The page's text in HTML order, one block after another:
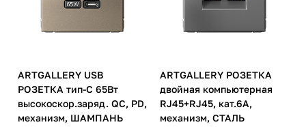
ARTGALLERY USB
РОЗЕТКА тип-С 65Вт
высокоскор.заряд. QC, PD,
механизм, ШАМПАНЬ
ARTGALLERY РОЗЕТКА
двойная компьютерная
RJ45+RJ45, кат.6А,
механизм, СТАЛЬ